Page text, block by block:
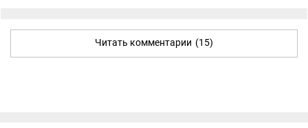
Читать комментарии (15)